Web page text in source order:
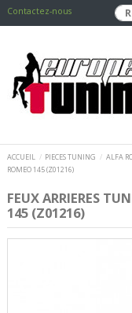
Contactez-nous
ACCUEIL PIECES TUNING ALFA
ROMEO 145 (Z01216)
FEUX ARRIERES
145 (Z01216)